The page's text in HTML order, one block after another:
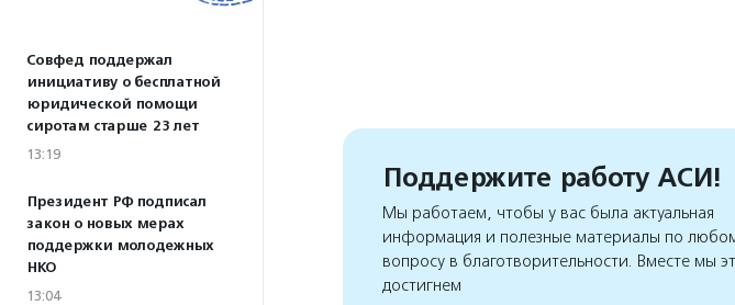
Совфед поддержал
инициативу о бесплатной
юридической помощи
сиротам старше 23 лет
13:19
Президент РФ подписал
закон о новых мерах
поддержки молодежных
НКО
13:04
Поддержите работу АСИ!
Мы работаем, чтобы у вас была актуальная
информация и полезные материалы по
вопросу в благотворительности. Вместе мы
достигнем